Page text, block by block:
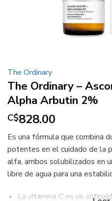
The Ordinary
The Ordinary –
Alpha Arbutin 2%
C$828.00
Es una fórmula que combina
potentes en el cuidado de la
alfa, ambos solubilizados en
libre de agua para una
La vitamina C es un